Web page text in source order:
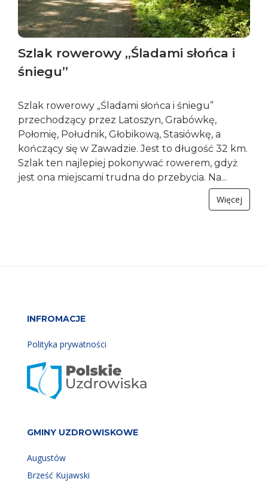
Szlak rowerowy „Śladami słońca i
śniegu”
Szlak rowerowy „Śladami słońca i śniegu”
przechodzący przez Latoszyn, Grabówkę,
Połomię, Południk, Głobikową, Stasiówkę, a
kończący się w Zawadzie. Jest to długość 32 km.
Szlak ten najlepiej pokonywać rowerem, gdyż
jest ona miejscami trudna do przebycia. Na...
Więcej
INFROMACJE
Polityka prywatności
GMINY UZDROWISKOWE
Augustów
Brześć Kujawski